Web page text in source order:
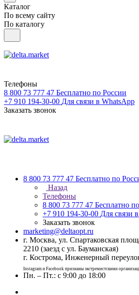
Каталог
По всему сайту
По каталогу
Телефоны
8 800 73 777 47 Бесплатно по России
+7 910 194-30-00 Для связи в WhatsApp
Заказать звонок
8 800 73 777 47 Бесплатно по
Назад
Телефоны
8 800 73 777 47 Бесплатно
+7 910 194-30-00 Для связи
Заказать звонок
marketing@deltaopt.ru
г. Москва, ул. Спартаковская
2210 (заезд с ул. Бауманская)
г. Кострома, Инженерный
Instagram и Facebook признаны экстремистскими
Пн. – Пт.: с 9:00 до 18:00